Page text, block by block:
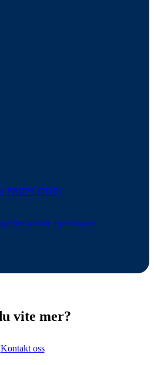
PRIIPS (PDF)
eller sosiale egenskaper
vite mer?
Kontakt oss